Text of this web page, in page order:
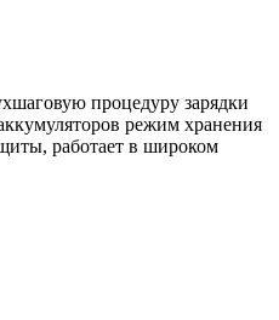
процедуру зарядки
режим хранения
работает в широком